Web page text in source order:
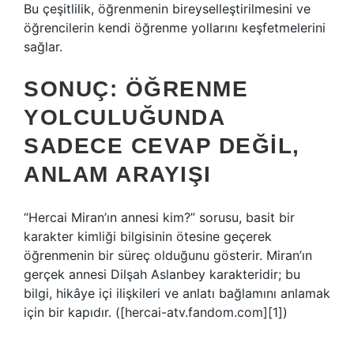
Bu çeşitlilik, öğrenmenin bireyselleştirilmesini ve
öğrencilerin kendi öğrenme yollarını keşfetmelerini
sağlar.
SONUÇ: ÖĞRENME
YOLCULUĞUNDA
SADECE CEVAP DEĞIL,
ANLAM ARAYIŞI
“Hercai Miran’ın annesi kim?” sorusu, basit bir
karakter kimliği bilgisinin ötesine geçerek
öğrenmenin bir süreç olduğunu gösterir. Miran’ın
gerçek annesi Dilşah Aslanbey karakteridir; bu
bilgi, hikâye içi ilişkileri ve anlatı bağlamını anlamak
için bir kapıdır. ([hercai-atv.fandom.com][1])